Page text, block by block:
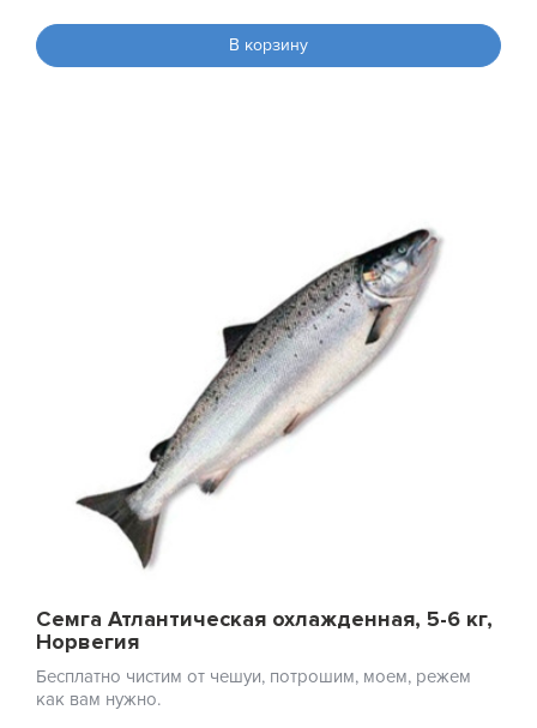
В корзину
Семга Атлантическая охлажденная, 5-6 кг,
Норвегия
Бесплатно чистим от чешуи, потрошим, моем, режем
как вам нужно.